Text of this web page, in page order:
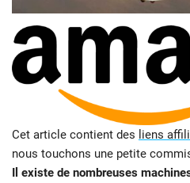
Cet article contient des liens
nous touchons une petite
Il existe de nombreuses